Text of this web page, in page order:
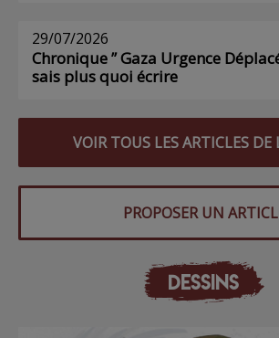
29/07/2026
Chronique ” Gaza Urgence
sais plus quoi écrire
VOIR TOUS LES ARTICLES DE
PROPOSER UN
DESSINS